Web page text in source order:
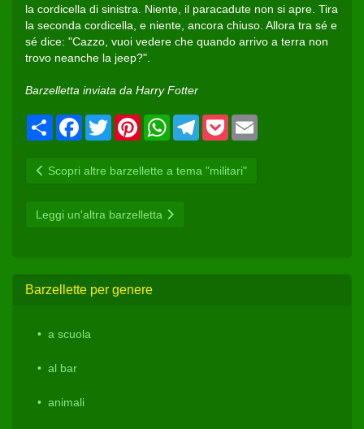
la cordicella di sinistra. Niente, il paracadute non si apre. Tira
la seconda cordicella, e niente, ancora chiuso. Allora tra sé e
sé dice: "Cazzo, vuoi vedere che quando arrivo a terra non
trovo neanche la jeep?".
Barzelletta inviata da Harry Fotter
CondividiFacebook
Twitter PinterestWhatsAppTelegram
Pocket
Scopri altre barzellette a tema "militari"
Leggi un'altra barzelletta
Barzellette per genere
a scuola
al bar
animali